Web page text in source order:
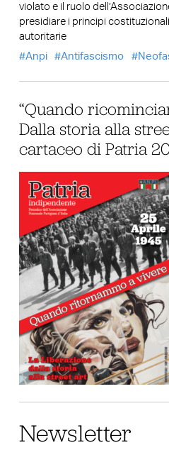
violato e il ruolo
presidiare i principi
autoritarie
Anpi
Antifascismo
“Quando
Dalla storia alla
cartaceo di Patria
Newsletter